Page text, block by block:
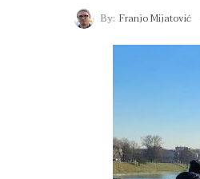
By: Franjo Mijatović